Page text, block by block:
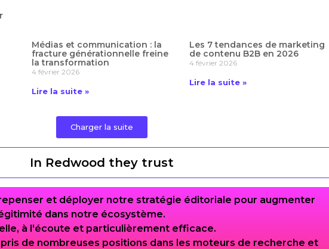
Médias et communication : la
fracture générationnelle freine
la transformation
4 février 2026
Lire la suite »
Les 7 tendances de marketing
de contenu B2B en 2026
4 février 2026
Lire la suite »
Charger la suite
In Redwood they trust
et déployer notre stratégie éditoriale pour augmenter
dans notre écosystème.
à l'écoute et particulièrement efficace.
pris de nombreuses positions dans les moteurs de recherche et